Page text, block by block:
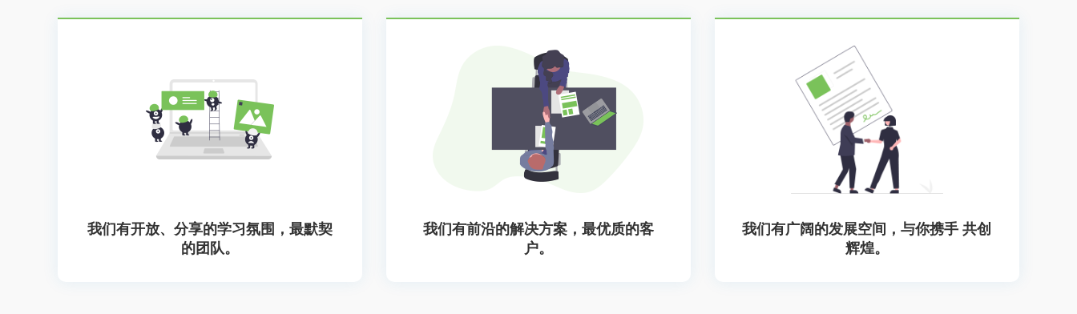
我们有开放、分享的学习氛围，最默契
的团队。
我们有前沿的解决方案，最优质的客
户。
我们有广阔的发展空间，与你携手 共创
辉煌。